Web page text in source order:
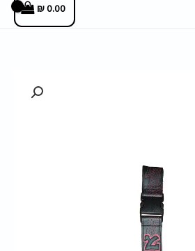
0.00
₪